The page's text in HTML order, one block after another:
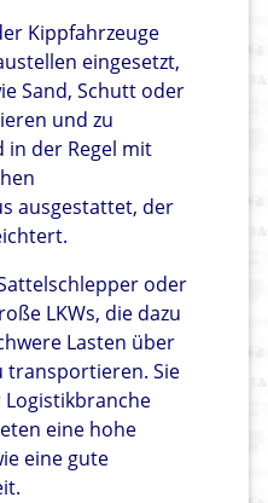
Kippfahrzeuge
eingesetzt,
Sand, Schutt oder
und zu
in der Regel mit
ausgestattet, der
oder
LKWs, die dazu
Lasten über
transportieren. Sie
eine hohe
eine gute